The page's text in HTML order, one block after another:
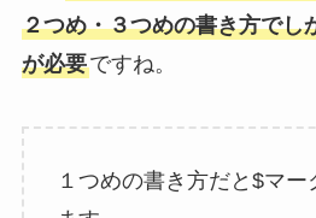
２つめ・３つめの書き方でし
が必要ですね。
１つめの書き方だと$マ